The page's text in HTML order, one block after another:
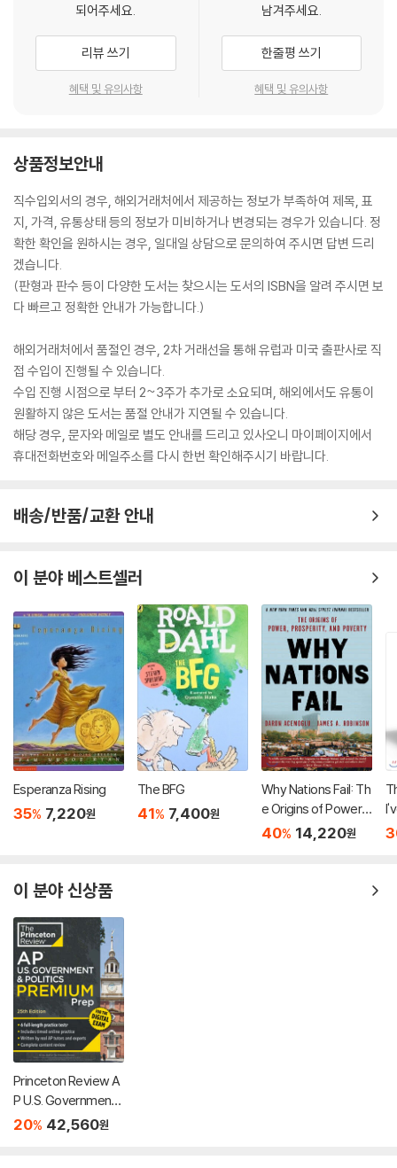
되어주세요.
리뷰 쓰기
혜택 및 유의사항
남겨주세요.
한줄평 쓰기
혜택 및 유의사항
상품정보안내
직수입외서의 경우, 해외거래처에서 제공하는 정보가 부족하여 제목, 표
지, 가격, 유통상태 등의 정보가 미비하거나 변경되는 경우가 있습니다. 정
확한 확인을 원하시는 경우, 일대일 상담으로 문의하여 주시면 답변 드리
겠습니다.
(판형과 판수 등이 다양한 도서는 찾으시는 도서의 ISBN을 알려 주시면 보
다 빠르고 정확한 안내가 가능합니다.)
해외거래처에서 품절인 경우, 2차 거래선을 통해 유럽과 미국 출판사로 직
접 수입이 진행될 수 있습니다.
수입 진행 시점으로 부터 2~3주가 추가로 소요되며, 해외에서도 유통이
원활하지 않은 도서는 품절 안내가 지연될 수 있습니다.
해당 경우, 문자와 메일로 별도 안내를 드리고 있사오니 마이페이지에서
휴대전화번호와 메일주소를 다시 한번 확인해주시기 바랍니다.
배송/반품/교환 안내
이 분야 베스트셀러
Esperanza Rising
35% 7,220원
The BFG
41% 7,400원
Why Nations Fail: Th
e Origins of Power,
Prosperity, and Pov
40% 14,220원
이 분야 신상품
Princeton Review A
P U.S. Government
& Politics Premium P
20% 42,560원